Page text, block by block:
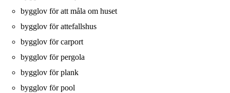
bygglov för att måla om huset
bygglov för attefallshus
bygglov för carport
bygglov för pergola
bygglov för plank
bygglov för pool